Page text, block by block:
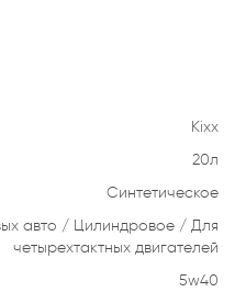
Kixx
20л
Синтетическое
авто Цилиндровое
Для
четырехтактных двигателей
5w40